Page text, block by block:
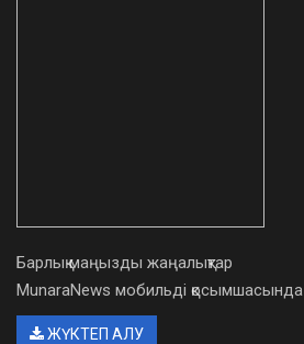
Барлық маңызды жаңалықтар
MunaraNews мобильді қосымшасында
ЖҮКТЕП АЛУ